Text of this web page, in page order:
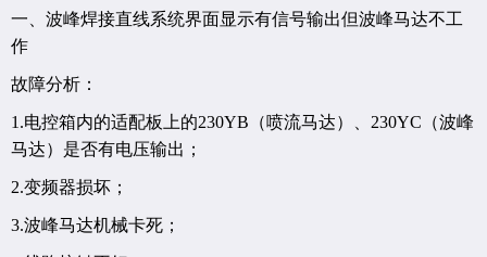
一、波峰焊接直线系统界面显示有信号输出但波峰马达不工
作
故障分析：
1.电控箱内的适配板上的230YB（喷流马达）、230YC（波峰
马达）是否有电压输出；
2.变频器损坏；
3.波峰马达机械卡死；